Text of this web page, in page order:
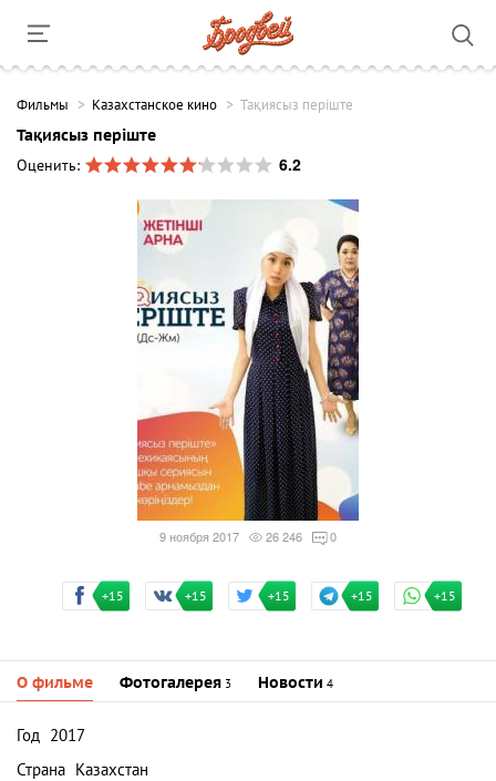
Фильмы Казахстанское кино Тақиясыз періште
Тақиясыз періште
Оценить:
6.2
9 ноября 2017 26 246 0
+15 +15 +15 +15 +15
О фильме Фотогалерея 3 Новости 4
Год 2017
Страна Казахстан